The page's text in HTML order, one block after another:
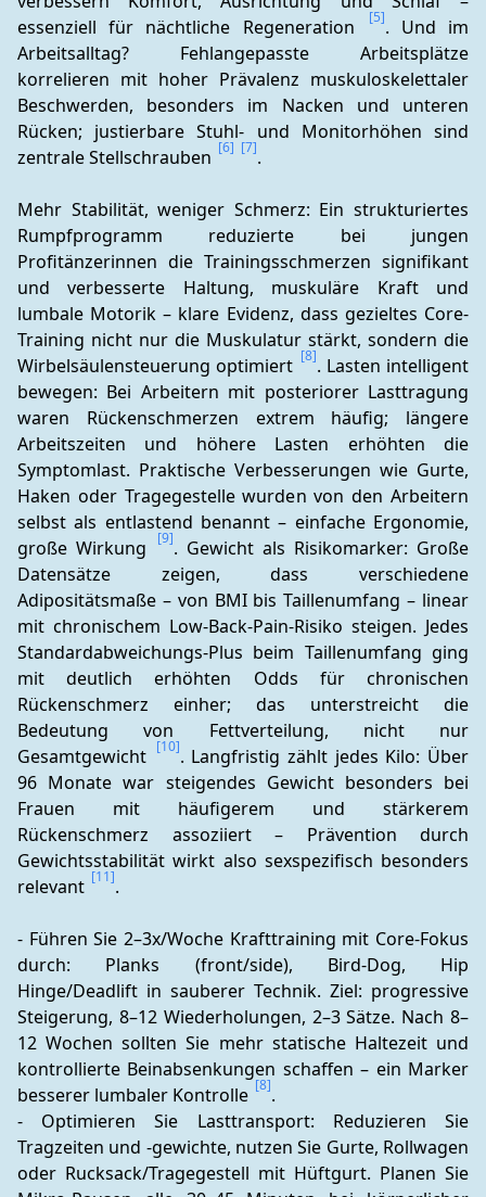
essenziell für nächtliche Regeneration
[5]. Und im
Arbeitsalltag? Fehlangepasste Arbeitsplätze
korrelieren mit hoher Prävalenz muskuloskelettaler
Beschwerden, besonders im Nacken und unteren
Rücken; justierbare Stuhl- und Monitorhöhen sind
zentrale Stellschrauben [6] [7].
Mehr Stabilität, weniger Schmerz: Ein strukturiertes
Rumpfprogramm reduzierte bei jungen
Profitänzerinnen die Trainingsschmerzen signifikant
und verbesserte Haltung, muskuläre Kraft und
lumbale Motorik – klare Evidenz, dass gezieltes Core-
Training nicht nur die Muskulatur stärkt, sondern die
Wirbelsäulensteuerung optimiert [8]. Lasten intelligent
bewegen: Bei Arbeitern mit posteriorer Lasttragung
waren Rückenschmerzen extrem häufig; längere
Arbeitszeiten und höhere Lasten erhöhten die
Symptomlast. Praktische Verbesserungen wie Gurte,
Haken oder Tragegestelle wurden von den Arbeitern
selbst als entlastend benannt – einfache Ergonomie,
große Wirkung
[9]. Gewicht als Risikomarker: Große
Datensätze zeigen, dass verschiedene
Adipositätsmaße – von BMI bis Taillenumfang – linear
mit chronischem Low-Back-Pain-Risiko steigen. Jedes
Standardabweichungs-Plus beim Taillenumfang ging
mit deutlich erhöhten Odds für chronischen
Rückenschmerz einher; das unterstreicht die
Bedeutung von Fettverteilung, nicht nur
Gesamtgewicht [10]. Langfristig zählt jedes Kilo: Über
96 Monate war steigendes Gewicht besonders bei
Frauen mit häufigerem und stärkerem
Rückenschmerz assoziiert – Prävention durch
Gewichtsstabilität wirkt also sexspezifisch besonders
relevant [11].
- Führen Sie 2–3x/Woche Krafttraining mit Core-Fokus
durch: Planks (front/side), Bird-Dog, Hip
Hinge/Deadlift in sauberer Technik. Ziel: progressive
Steigerung, 8–12 Wiederholungen, 2–3 Sätze. Nach 8–
12 Wochen sollten Sie mehr statische Haltezeit und
kontrollierte Beinabsenkungen schaffen – ein Marker
besserer lumbaler Kontrolle [8].
- Optimieren Sie Lasttransport: Reduzieren Sie
Tragzeiten und -gewichte, nutzen Sie Gurte, Rollwagen
oder Rucksack/Tragegestell mit Hüftgurt. Planen Sie